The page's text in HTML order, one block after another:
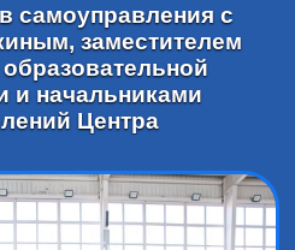
самоуправления с
заместителем
и начальниками
Центра